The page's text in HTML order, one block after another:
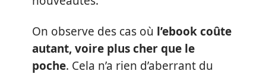
On observe des cas où l’ebook coûte
autant, voire plus cher que le
poche. Cela n’a rien d’aberrant du